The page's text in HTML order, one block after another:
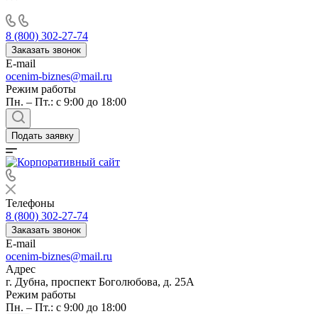
8 (800) 302-27-74
Заказать звонок
E-mail
ocenim-biznes@mail.ru
Режим работы
Пн. – Пт.: с 9:00 до 18:00
Подать заявку
Телефоны
8 (800) 302-27-74
Заказать звонок
E-mail
ocenim-biznes@mail.ru
Адрес
г. Дубна, проспект Боголюбова, д. 25А
Режим работы
Пн. – Пт.: с 9:00 до 18:00